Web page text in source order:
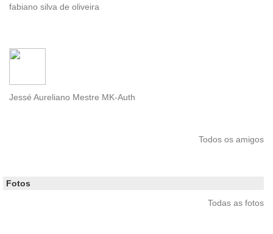
fabiano silva de oliveira
Jessé Aureliano Mestre MK-Auth
Todos os amigos
Fotos
Todas as fotos